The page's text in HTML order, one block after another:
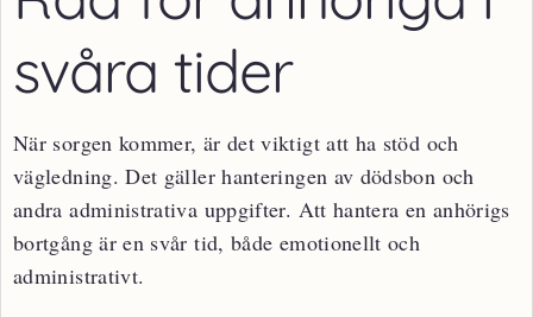
svåra tider
När sorgen kommer, är det viktigt att ha stöd och
vägledning. Det gäller hanteringen av dödsbon och
andra administrativa uppgifter. Att hantera en anhörigs
bortgång är en svår tid, både emotionellt och
administrativt.